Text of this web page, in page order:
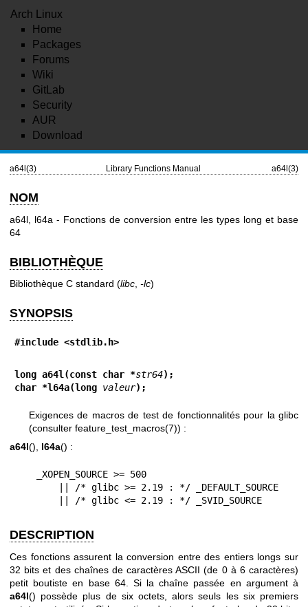
Arch Linux
Home
Packages
Forums
Wiki
GitLab
Security
AUR
Download
a64l(3) Library Functions Manual a64l(3)
NOM
a64l, l64a - Fonctions de conversion entre les types long et base
64
BIBLIOTHÈQUE
Bibliothèque C standard (libc -lc)
SYNOPSIS
#include <stdlib.h>
long a64l(const char *str64);
char *l64a(long valeur);
Exigences de macros de test de fonctionnalités pour la glibc
(consulter feature_test_macros(7)) :
a64l(), l64a() :
        || /* glibc <= 2.19 : */ _SVID_SOURCE
DESCRIPTION
Ces fonctions assurent la conversion entre des entiers longs sur
32 bits et des chaînes de caractères ASCII (de 0 à 6 caractères)
petit boutiste en base 64. Si la chaîne passée en argument à
a64l() possède plus de six octets, alors seuls les six premiers